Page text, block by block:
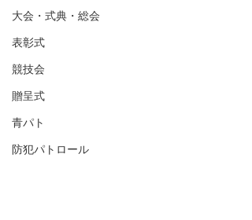
大会・式典・総会
表彰式
競技会
贈呈式
青パト
防犯パトロール